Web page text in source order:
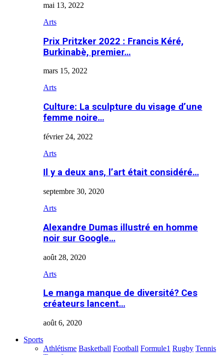
mai 13, 2022
Arts
Prix Pritzker 2022 : Francis Kéré,
Burkinabè, premier…
mars 15, 2022
Arts
Culture: La sculpture du visage d’une
femme noire…
février 24, 2022
Arts
Il y a deux ans, l’art était considéré…
septembre 30, 2020
Arts
Alexandre Dumas illustré en homme
noir sur Google…
août 28, 2020
Arts
Le manga manque de diversité? Ces
créateurs lancent…
août 6, 2020
Sports
Athlétisme Basketball Football Formule1 Rugby Tennis